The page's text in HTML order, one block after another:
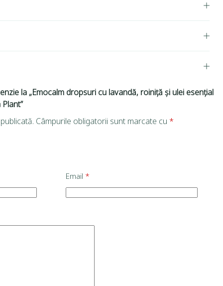
la „Emocalm dropsuri cu lavandă, roiniță și ulei esențial
Câmpurile obligatorii sunt marcate cu *
Email *